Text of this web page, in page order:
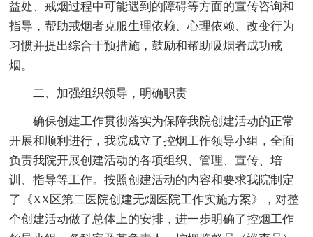
益处、戒烟过程中可能遇到的障碍等方面的宣传咨询和
指导，帮助戒烟者克服生理依赖、心理依赖、改变行为
习惯并提出综合干预措施，鼓励和帮助吸烟者成功戒
烟。
二、加强组织领导，明确职责
确保创建工作贯彻落实为保障我院创建活动的正常
开展和顺利进行，我院成立了控烟工作领导小组，全面
负责我院开展创建活动的各项组织、管理、宣传、培
训、指导等工作。按照创建活动的内容和要求我院制定
了《XX区第二医院创建无烟医院工作实施方案》，对整
个创建活动做了总体上的安排，进一步明确了控烟工作